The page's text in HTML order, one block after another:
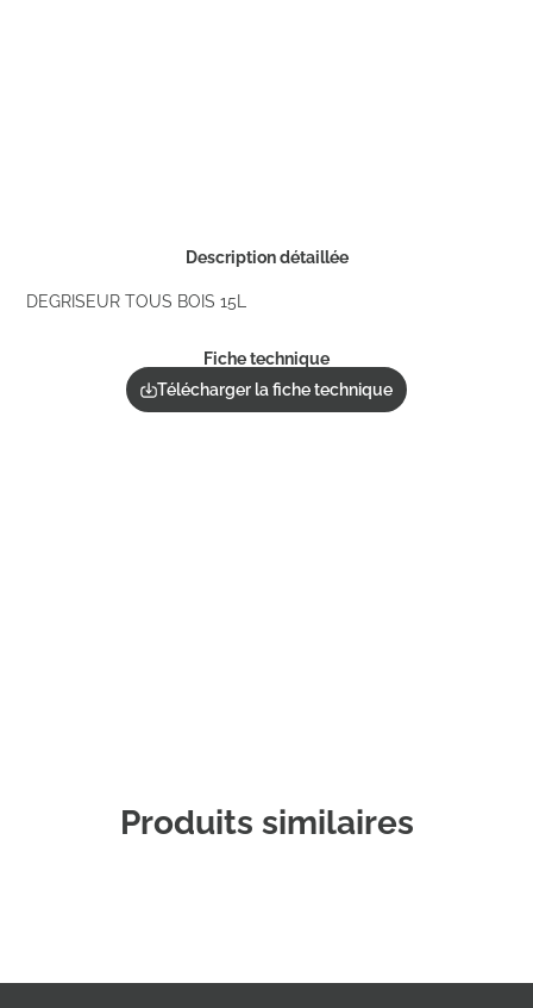
Description détaillée
DEGRISEUR TOUS BOIS 15L
Fiche technique
Télécharger la fiche technique
Produits similaires